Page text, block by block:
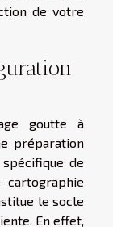
de votre
goutte à
préparation
de
cartographie
le socle
En effet,